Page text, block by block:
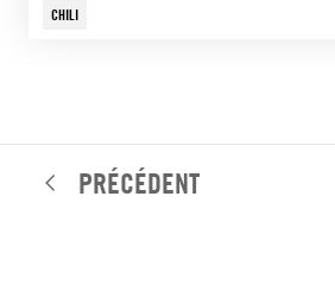
CHILI
PRÉCÉDENT